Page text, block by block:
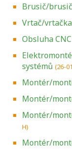
Brusič/
Vrtač/
Obsluha
systémů (26-
Montér/
Montér/
Montér/
H)
Montér/